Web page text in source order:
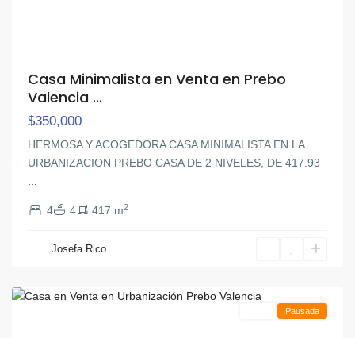
Casa Minimalista en Venta en Prebo
Valencia ...
$350,000
HERMOSA Y ACOGEDORA CASA MINIMALISTA EN LA
URBANIZACION PREBO CASA DE 2 NIVELES, DE 417.93
4 4 417 m2
Josefa Rico
Prebo,
Pausada